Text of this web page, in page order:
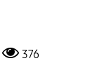
376